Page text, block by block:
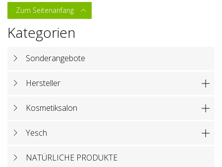
Kategorien
Sonderangebote
Hersteller 
Kosmetiksalon 
Yesch 
NATÜRLICHE PRODUKTE
Zum Seitenanfang 